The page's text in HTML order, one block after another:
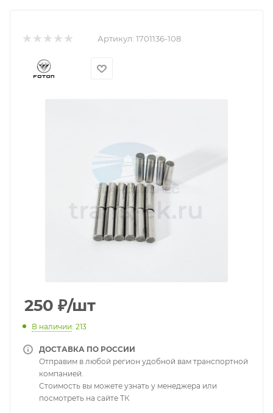
Артикул: 1701136-108
250 ₽/шт
В наличии: 213
ДОСТАВКА ПО РОССИИ
Отправим в любой регион удобной вам транспортной
компанией.
Стоимость вы можете узнать у менеджера или
посмотреть на сайте ТК